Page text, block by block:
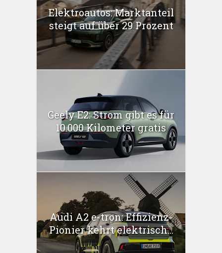
Elektroautos: Marktanteil
steigt auf über 29 Prozent
Geely E2: Strom gibt es für
10.000 Kilometer gratis
Audi A2 e-tron: Effizienz-
Pionier kehrt elektrisch...